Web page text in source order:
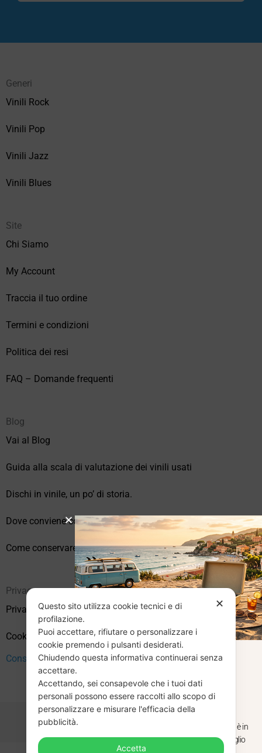
Generi
Vinili Rock
Vinili Pop
Vinili Jazz
Vinili Blues
Site
Chi Siamo
My Account
Traccia il tuo ordine
Termini e condizioni
Politica dei resi
FAQ – Domande frequenti
Blog
Vai al Blog
Guida alla scala di valutazione dei vinili usati
Dischi in vinile, un po’ di storia.
Dove conviene comprare vinili online?
Come conservare correttamente i vinili usati
Privacy
Privacy Policy
Cookie Policy (UE)
Consenso
✕
Questo sito utilizza cookie tecnici e di
profilazione.
Puoi accettare, rifiutare o personalizzare i
cookie premendo i pulsanti desiderati.
Chiudendo questa informativa continuerai senza
accettare.
Accettando, sei consapevole che i tuoi dati
personali possono essere raccolti allo scopo di
personalizzare e misurare l'efficacia della
pubblicità.
Accetta
CHIUSURA
ESTIVA
Dal 29 luglio al 31 agosto venditaviniliusati.it è in
pausa estiva. Gli ordini ricevuti entro il 29 luglio